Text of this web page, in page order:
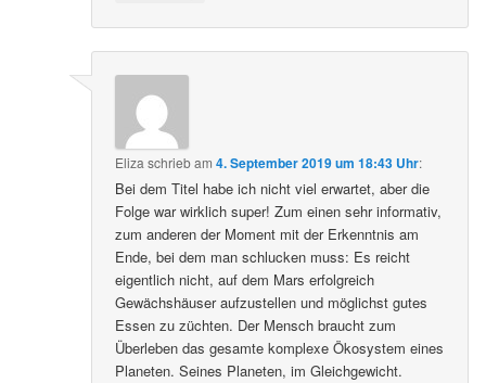
Eliza schriebam4. September 2019 um 18:43 Uhr:
Bei dem Titel habe ich nicht viel erwartet, aber die
Folge war wirklich super! Zum einen sehr informativ,
zum anderen der Moment mit der Erkenntnis am
Ende, bei dem man schlucken muss: Es reicht
eigentlich nicht, auf dem Mars erfolgreich
Gewächshäuser aufzustellen und möglichst gutes
Essen zu züchten. Der Mensch braucht zum
Überleben das gesamte komplexe Ökosystem eines
Planeten. Seines Planeten, im Gleichgewicht.